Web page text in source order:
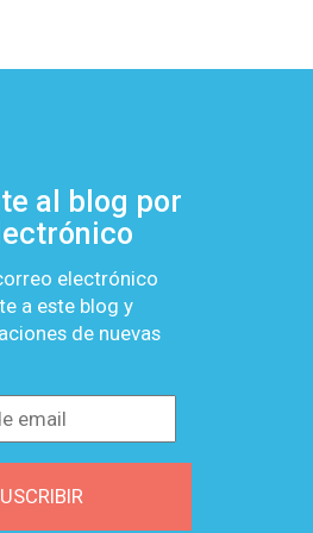
al blog por
electrónico
a este blog y
de nuevas